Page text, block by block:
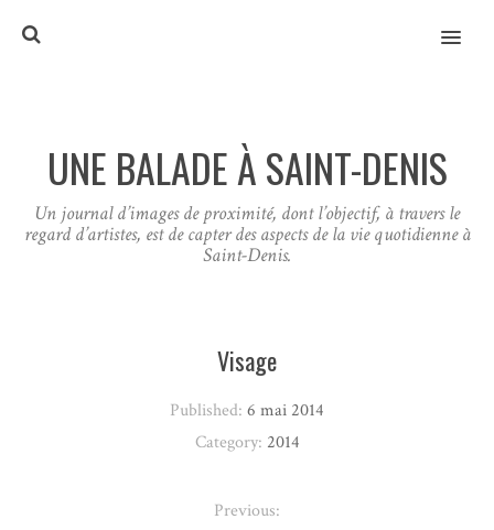
MENU
UNE BALADE À SAINT-DENIS
Un journal d’images de proximité, dont l’objectif, à travers le
regard d’artistes, est de capter des aspects de la vie quotidienne à
Saint-Denis.
Visage
Published: 6 mai 2014
Category: 2014
Previous: